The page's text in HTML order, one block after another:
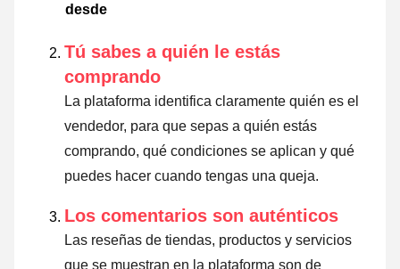
desde
Tú sabes a quién le estás
comprando
La plataforma identifica claramente quién es el
vendedor, para que sepas a quién estás
comprando, qué condiciones se aplican y qué
puedes hacer cuando tengas una queja.
Los comentarios son auténticos
Las reseñas de tiendas, productos y servicios
que se muestran en la plataforma son de